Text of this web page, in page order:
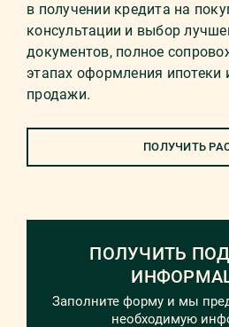
в получении кредита на
консультации и выбор
документов, полное
этапах оформления ипотеки
продажи.
ПОЛУЧИТЬ
ПОЛУЧИТЬ
Заполните форму и мы
необходимую